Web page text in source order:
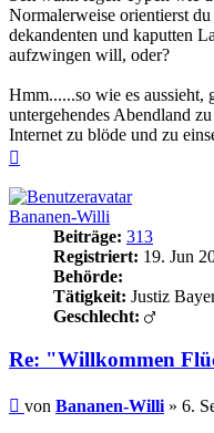
Normalerweise orientierst
dekandenten und kaputten
aufzwingen will, oder?
Hmm......so wie es aussieht,
untergehendes Abendland
Internet zu blöde und zu
Bananen-Willi
Beiträge: 313
Registriert: 19. Jun
Behörde:
Tätigkeit: Justiz
Geschlecht:
Re: "Willkommen
Beitrag
von Bananen-Willi » 6.